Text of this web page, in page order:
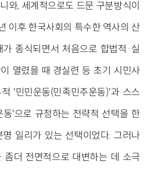
와, 세계적으로도 드문 구분방식이
이후 한국사회의 특수한 역사의 산
종식되면서 처음으로 합법적·실
열렸을 때 경실련 등 초기 시민사
'민민운동(민족민주운동)'과 스스
'으로 규정하는 전략적 선택을 한
일리가 있는 선택이었다. 그러나
좀더 전면적으로 대변하는 데 소극